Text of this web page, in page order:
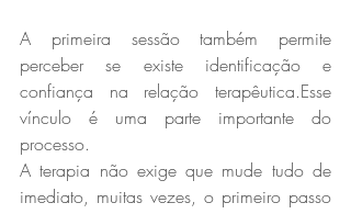
A primeira sessão também permite
perceber se existe identificação e
confiança na relação terapêutica.Esse
vínculo é uma parte importante do
processo.
A terapia não exige que mude tudo de
imediato, muitas vezes, o primeiro passo